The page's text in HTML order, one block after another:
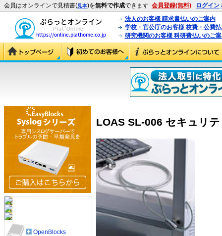
会員はオンラインで見積書(見本)を無料で作成できます 会員登録(無料) ログイン
法人のお客様 請求書払いのご案内
学校・官公庁のお客様 校費・公費
研究機関のお客様 科研費払いのご
LOAS SL-006 セキュリ
OpenBlocks